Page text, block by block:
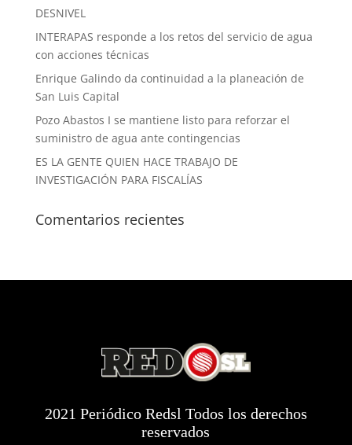
DESNIVEL
INTERAPAS responde a los retos del servicio de agua
con acciones técnicas
Enrique Galindo da continuidad a la planeación de
San Luis Capital
Pozo Abastos I se mantiene listo para reforzar el
suministro de agua ante contingencias
ES LA GENTE QUIEN HACE TRABAJO DE
INVESTIGACIÓN PARA FISCALÍAS
Comentarios recientes
2021 Periódico Redsl Todos los derechos
reservados